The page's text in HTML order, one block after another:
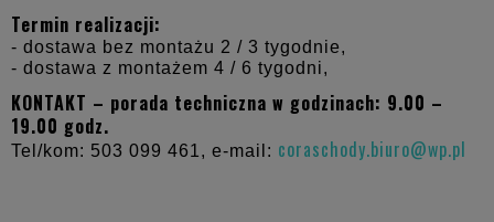
Termin realizacji:
- dostawa bez montażu 2 / 3 tygodnie,
- dostawa z montażem 4 / 6 tygodni,
KONTAKT – porada techniczna w godzinach: 9.00 –
19.00 godz.
Tel/kom: 503 099 461, e-mail: coraschody.biuro@wp.pl